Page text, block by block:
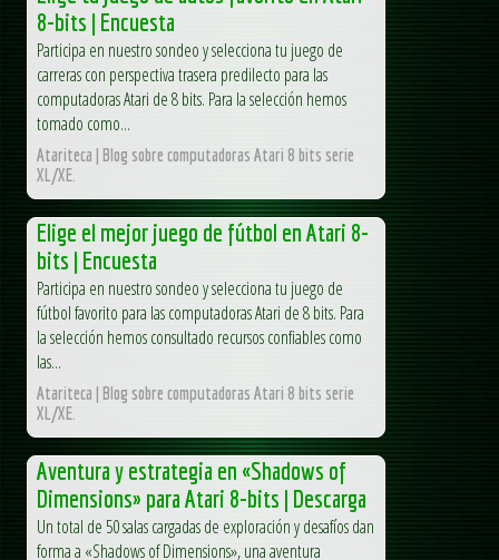
8-bits | Encuesta
Participa en nuestro sondeo y selecciona tu juego de
carreras con perspectiva trasera predilecto para las
computadoras Atari de 8 bits. Para la selección hemos
tomado como...
Atariteca | Blog sobre computadoras Atari 8 bits serie
XL/XE.
Elige el mejor juego de fútbol en Atari 8-
bits | Encuesta
Participa en nuestro sondeo y selecciona tu juego de
fútbol favorito para las computadoras Atari de 8 bits. Para
la selección hemos consultado recursos confiables como
las...
Atariteca | Blog sobre computadoras Atari 8 bits serie
XL/XE.
Aventura y estrategia en «Shadows of
Dimensions» para Atari 8-bits | Descarga
Un total de 50 salas cargadas de exploración y desafíos dan
forma a «Shadows of Dimensions», una aventura